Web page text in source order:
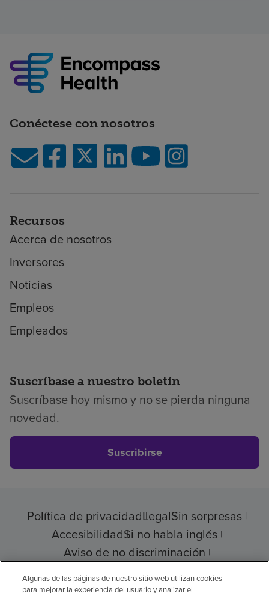
Conéctese con nosotros
Recursos
Acerca de nosotros
Inversores
Noticias
Empleos
Empleados
Suscríbase a nuestro boletín
Suscríbase hoy mismo y no se pierda ninguna
novedad.
Suscribirse
Política de privacidadLegalSin sorpresas
AccesibilidadSi no habla inglés
Aviso de no discriminación
Cumplimiento de los proveedores
Algunas de las páginas de nuestro sitio web utilizan cookies
para mejorar la experiencia del usuario y analizar el